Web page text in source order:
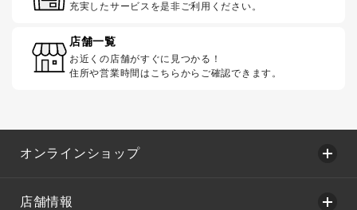
充実したサービスを是非ご利用ください。
店舗一覧
お近くの店舗がすぐに見つかる！
住所や営業時間はこちらからご確認できます。
オンラインショップ
店舗情報